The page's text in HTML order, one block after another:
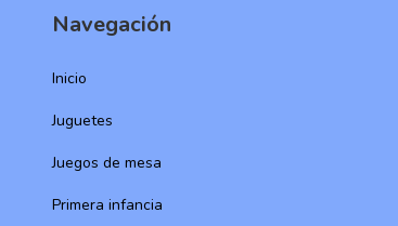
Navegación
Inicio
Juguetes
Juegos de mesa
Primera infancia